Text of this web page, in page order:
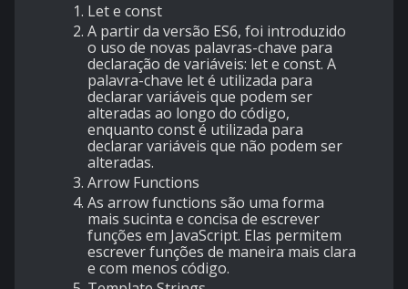
Let e const
A partir da versão ES6, foi introduzido
o uso de novas palavras-chave para
declaração de variáveis: let e const. A
palavra-chave let é utilizada para
declarar variáveis que podem ser
alteradas ao longo do código,
enquanto const é utilizada para
declarar variáveis que não podem ser
alteradas.
Arrow Functions
As arrow functions são uma forma
mais sucinta e concisa de escrever
funções em JavaScript. Elas permitem
escrever funções de maneira mais clara
e com menos código.